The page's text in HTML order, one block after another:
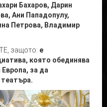
Бахаров, Дарин
Ани Пападопулу,
Петрова, Владимир
защото: е
която обединява
за да
театъра.